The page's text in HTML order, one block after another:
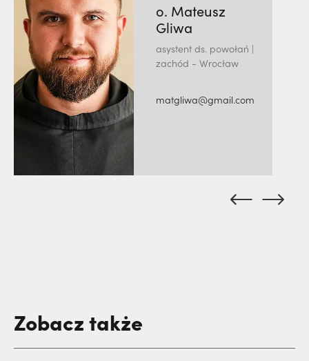
o. Mateusz
Gliwa
asystent ds. powołań |
zachód - Wrocław
matgliwa@gmail.com
Zobacz także